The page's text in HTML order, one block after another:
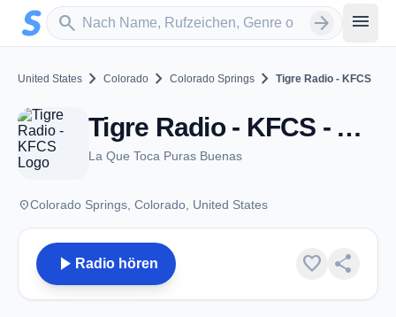
Zum Hauptinhalt springen
search
Sender suchen arrow_forward menu
United States chevron_right Colorado chevron_right Colorado Springs chevron_right Tigre Radio - KFCS
Tigre Radio - KFCS - AM 1580 - Colorado Springs, CO
La Que Toca Puras Buenas
placeColorado Springs, Colorado, United States
play_arrow Radio hören favorite share